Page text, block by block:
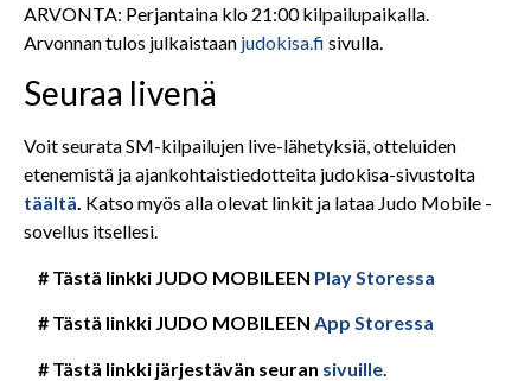
ARVONTA: Perjantaina klo 21:00 kilpailupaikalla.
Arvonnan tulos julkaistaan judokisa.fi sivulla.
Seuraa livenä
Voit seurata SM-kilpailujen live-lähetyksiä, otteluiden
etenemistä ja ajankohtaistiedotteita judokisa-sivustolta
täältä. Katso myös alla olevat linkit ja lataa Judo Mobile -
sovellus itsellesi.
# Tästä linkki JUDO MOBILEEN Play Storessa
# Tästä linkki JUDO MOBILEEN App Storessa
# Tästä linkki järjestävän seuran sivuille